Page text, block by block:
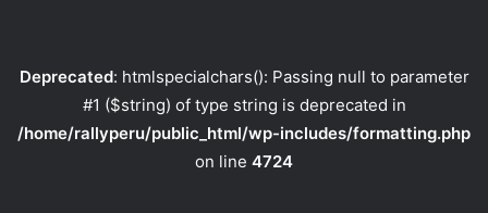
Deprecated: htmlspecialchars(): Passing null to parameter
#1 ($string) of type string is deprecated in
/home/rallyperu/public_html/wp-includes/formatting.php
on line 4724